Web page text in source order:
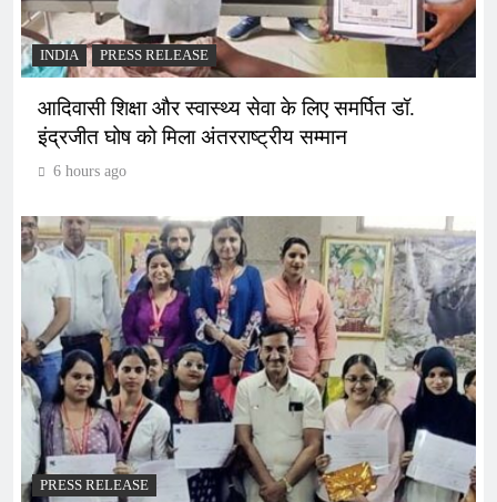
INDIA PRESS RELEASE
आदिवासी शिक्षा और स्वास्थ्य सेवा के लिए समर्पित डॉ.
इंद्रजीत घोष को मिला अंतरराष्ट्रीय सम्मान
6 hours ago
PRESS RELEASE